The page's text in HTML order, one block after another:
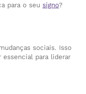
para o seu signo?
sociais. Isso
para liderar